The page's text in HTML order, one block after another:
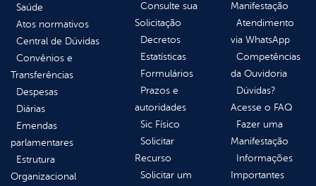
Saúde
Atos normativos
Central de Dúvidas
Convênios e
Transferências
Despesas
Diárias
Emendas
parlamentares
Estrutura
Organizacional
Consulte sua
Solicitação
Decretos
Estatísticas
Formulários
Prazos e
autoridades
Sic Físico
Solicitar
Recurso
Solicitar um
Manifestação
Atendimento
via WhatsApp
Competências
da Ouvidoria
Dúvidas?
Acesse o FAQ
Fazer uma
Manifestação
Informações
Importantes